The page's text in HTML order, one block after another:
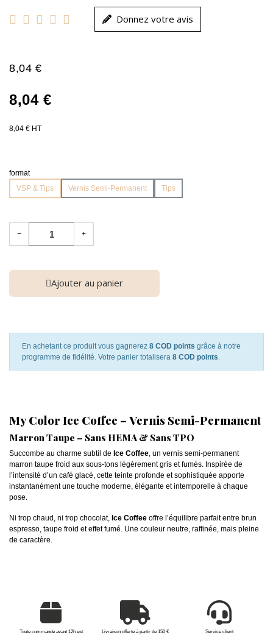
     Donnez votre avis
8,04 €
8,04 €
8,04 € HT
format
VSP & Tips
Vernis Semi-Permanent Tips
− +
Ajouter au panier
En achetant ce produit vous gagnerez 8 COD points grâce à notre
programme de fidélité. Votre panier totalisera 8 COD points.
My Color Ice Coffee – Vernis Semi-Permanent
Marron Taupe – Sans HEMA & Sans TPO
Succombe au charme subtil de Ice Coffee, un vernis semi-permanent
marron taupe froid aux sous-tons légèrement gris et fumés. Inspirée de
l’intensité d’un café glacé, cette teinte profonde et sophistiquée apporte
instantanément une touche moderne, élégante et intemporelle à chaque
pose.
Ni trop chaud, ni trop chocolat, Ice Coffee offre l’équilibre parfait entre brun
espresso, taupe froid et effet fumé. Une couleur neutre, raffinée, mais pleine
de caractère.
Toute commande avant 12h est Livraison offerte à partir de 150 € Service client